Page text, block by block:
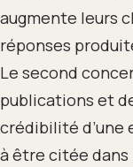
augmente leurs
réponses
Le second
publications et
crédibilité d’une
à être citée